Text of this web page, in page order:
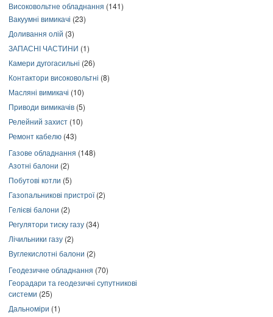
Високовольтне обладнання (141)
Вакуумні вимикачі (23)
Доливання олій (3)
ЗАПАСНІ ЧАСТИНИ (1)
Камери дугогасильні (26)
Контактори високовольтні (8)
Масляні вимикачі (10)
Приводи вимикачів (5)
Релейний захист (10)
Ремонт кабелю (43)
Газове обладнання (148)
Азотні балони (2)
Побутові котли (5)
Газопальникові пристрої(2)
Гелієві балони (2)
Регулятори тиску газу (34)
Лічильники газу (2)
Вуглекислотні балони (2)
Геодезичне обладнання (70)
Георадари та геодезичні супутникові
системи (25)
Дальноміри (1)